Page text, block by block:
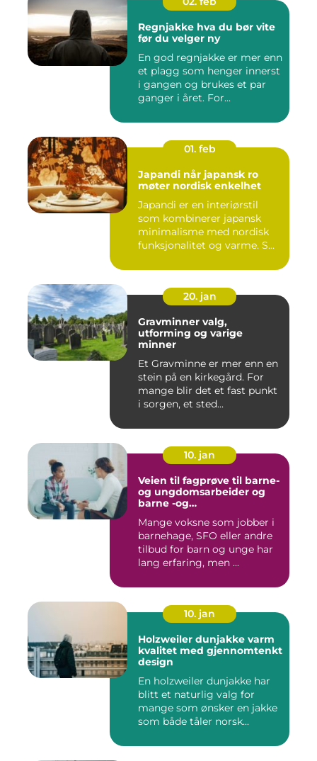
Regnjakke hva du bør vite
før du velger ny
En god regnjakke er mer enn
et plagg som henger innerst
i gangen og brukes et par
ganger i året. For...
01. feb
Japandi når japansk ro
møter nordisk enkelhet
Japandi er en interiørstil
som kombinerer japansk
minimalisme med nordisk
funksjonalitet og varme. S...
20. jan
Gravminner valg,
utforming og varige
minner
Et Gravminne er mer enn en
stein på en kirkegård. For
mange blir det et fast punkt
i sorgen, et sted...
10. jan
Veien til fagprøve til barne-
og ungdomsarbeider og
barne -og
Mange voksne som jobber i
barnehage, SFO eller andre
tilbud for barn og unge har
lang erfaring, men ...
10. jan
Holzweiler dunjakke varm
kvalitet med gjennomtenkt
design
En holzweiler dunjakke har
blitt et naturlig valg for
mange som ønsker en jakke
som både tåler norsk...